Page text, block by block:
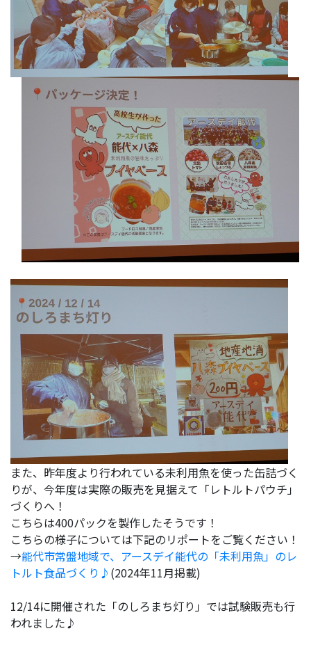
また、昨年度より行われている未利用魚を使った缶詰づく
りが、今年度は実際の販売を見据えて「レトルトパウチ」
づくりへ！
こちらは400パックを製作したそうです！
こちらの様子については下記のリポートをご覧ください！
→能代市常盤地域で、アースデイ能代の「未利用魚」のレ
トルト食品づくり♪ (2024年11月掲載)
12/14に開催された「のしろまち灯り」では試験販売も行
われました♪